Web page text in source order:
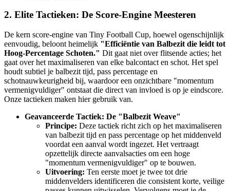
2. Elite Tactieken: De Score-Engine Meesteren
De kern score-engine van Tiny Football Cup, hoewel ogenschijnlijk
eenvoudig, beloont heimelijk "Efficiëntie van Balbezit die leidt tot
Hoog-Percentage Schoten." Dit gaat niet over flitsende acties; het
gaat over het maximaliseren van elke balcontact en schot. Het spel
houdt subtiel je balbezit tijd, pass percentage en
schotnauwkeurigheid bij, waardoor een onzichtbare "momentum
vermenigvuldiger" ontstaat die direct van invloed is op je eindscore.
Onze tactieken maken hier gebruik van.
Geavanceerde Tactiek: De "Balbezit Weave"
Principe: Deze tactiek richt zich op het maximaliseren
van balbezit tijd en pass percentage op het middenveld
voordat een aanval wordt ingezet. Het vertraagt ​​
opzettelijk directe aanvalsacties om een ​​hoge
"momentum vermenigvuldiger" op te bouwen.
Uitvoering: Ten eerste moet je twee tot drie
middenvelders identificeren die consistent korte, veilige